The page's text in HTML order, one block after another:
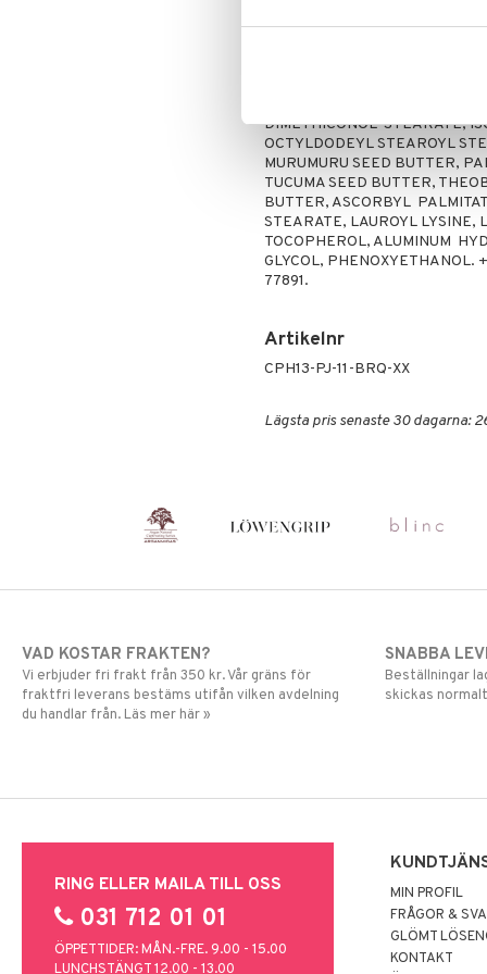
Appliceras med medföljande
DIMETHICONOL STEARATE,
OCTYLDODEYL STEAROYL
MURUMURU SEED BUTTER,
TUCUMA SEED BUTTER,
BUTTER, ASCORBYL
STEARATE, LAUROYL LYSINE,
TOCOPHEROL, ALUMINUM
GLYCOL, PHENOXYETHANOL.
77891.
Artikelnr
CPH13-PJ-11-BRQ-XX
Lägsta pris senaste 30 dagarna:
VAD KOSTAR FRAKTEN?
Vi erbjuder fri frakt från 350 kr. Vår gräns för
fraktfri leverans bestäms utifån vilken avdelning
du handlar från. Läs mer här »
SNABBA
Beställningar
skickas
RING ELLER MAILA TILL OSS
031 712 01 01
ÖPPETTIDER: MÅN.-FRE. 9.00 - 15.00
LUNCHSTÄNGT 12.00 - 13.00
MIN PROFIL
FRÅGOR &
GLÖMT
KONTAKT